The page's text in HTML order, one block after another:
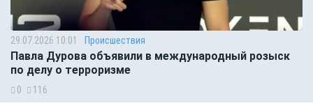
29.07.2026 10:01 Происшествия
Павла Дурова объявили в международный розыск
по делу о терроризме
0 116